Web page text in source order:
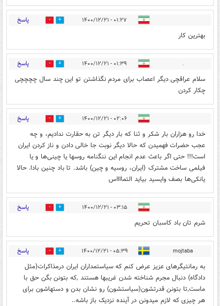
۰۱:۲۷ - ۱۴۰۰/۱۲/۲۱ 1 پاسخ
بهترین کار
. ۰۱:۳۹ - ۱۴۰۰/۱۲/۲۱ 3 پاسخ
سلام عراقچی دیگر اعصاب برای مردم نگذاشتن تو این چند سال چچچچی
چکار کردن
۰۲:۰۶ - ۱۴۰۰/۱۲/۲۱ 2 پاسخ
خدا رو هزاران بار شکر و ثنا که بار دیگر تن به حقارت ندادیم، و چه
عجب حضرات فهمیدن که حالا دیگر نوبت جا خالی دادن و ناز کردن ایران
است!!! حتی اگر باعث عدم انجام این ننگنامه روسها یا چینی‌ها و یا
فیلمی ساخت مشترک (ایران، روسیه و چین) باشد. تا باد چنین بادا. حالا
یانکی‌ها بصف وایسید بیاید التمااااس
۰۳:۱۵ - ۱۴۰۰/۱۲/۲۱ 1 پاسخ
شرم تان باد کاسبان تحریم
mojtaba ۰۵:۳۹ - ۱۴۰۰/۱۲/۲۱ 0 پاسخ
به رمانتیگرهای عزیز عرض کنم که سیاستمداران ایران درمذاکرات(مثل
دادگاه) دنبال مجرم شناخته شدن غریبها هستند ,که بتونن بگن حق با
ماست,تا بتونن قدرتشون(سیاستشون) رو نشان بدن و دستهاشون برای
هر چیزی که لازم میدونن در آینده نزدیک باز باشه..